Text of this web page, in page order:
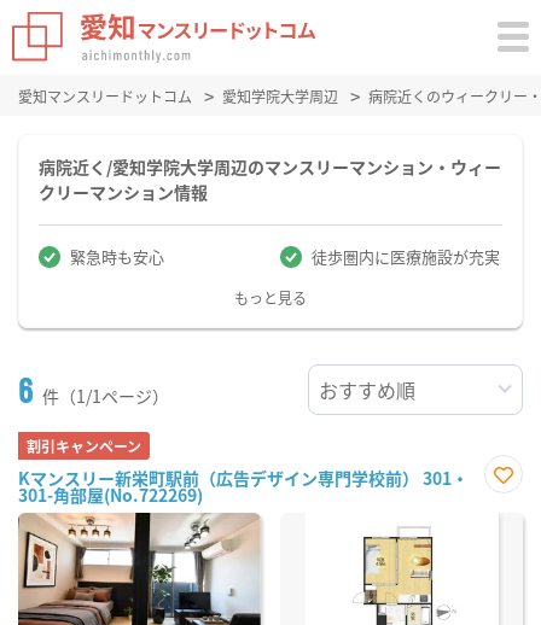
愛知マンスリードットコム 愛知学院大学周辺 病院近くのウィークリー
病院近く/愛知学院大学周辺のマンスリーマンション・ウィー
クリーマンション情報
緊急時も安心 徒歩圏内に医療施設が充実
もっと見る
6 件（1/1ページ）
割引キャンペーン
Kマンスリー新栄町駅前（広告デザイン専門学校前） 301・
301-角部屋(No.722269)
に入